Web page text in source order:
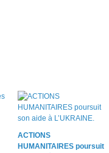
ACTIONS
HUMANITAIRES poursuit